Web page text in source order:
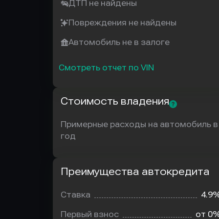
ДТП не найдены
Повреждения не найдены
Автомобиль не в залоге
Смотреть отчет по VIN
Стоимость владения
Примерные расходы на автомобиль в
год
Преимущества автокредита
Ставка
Первый взнос от